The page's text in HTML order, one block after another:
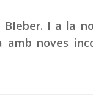
I a la
noves